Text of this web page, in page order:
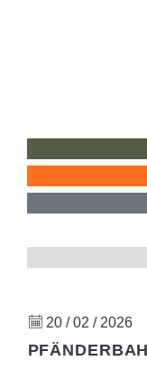
20 / 02 / 2026